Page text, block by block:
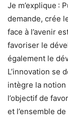
Je m’explique :
demande, crée
face à l’avenir
favoriser le
également le
L’innovation se
intègre la
l’objectif de
et l’ensemble